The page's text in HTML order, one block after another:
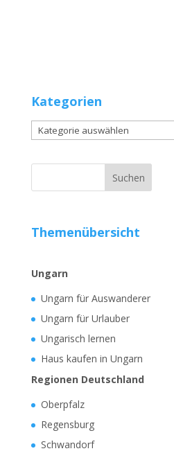
Kategorien
Kategorien
Themenübersicht
Ungarn
Ungarn für Auswanderer
Ungarn für Urlauber
Ungarisch lernen
Haus kaufen in Ungarn
Regionen Deutschland
Oberpfalz
Regensburg
Schwandorf